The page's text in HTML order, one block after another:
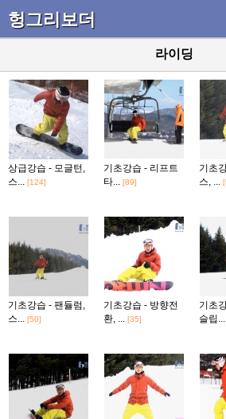
헝그리보더
라이딩
상급강습 - 모글턴,
스... [124]
기초강습 - 리프트
타... [89]
기초
스, ...
기초강습 - 팬듈럼,
스... [50]
기초강습 - 방향전
환, ... [35]
기초
슬립...